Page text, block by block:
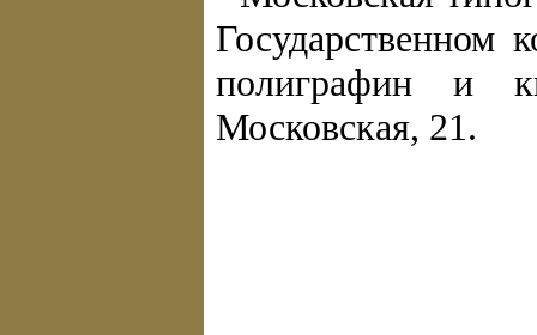
Государственном
полиграфин и
Московская, 21.